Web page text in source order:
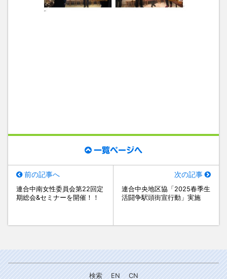
一覧ページへ
前の記事へ
連合中南女性委員会第22回定
期総会&セミナーを開催！！
次の記事
連合中央地区協「2025春季生
活闘争駅頭街宣行動」実施
検索 EN CN